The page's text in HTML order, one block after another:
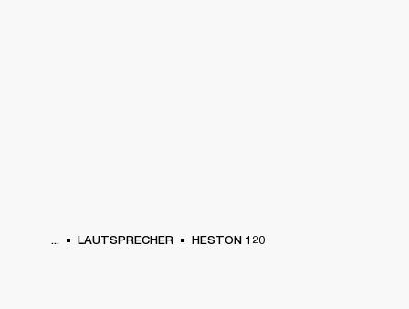
... LAUTSPRECHER HESTON 120